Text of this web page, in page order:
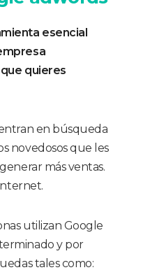
esencial
quieres
en búsqueda
novedosos que les
más ventas.
utilizan Google
y por
tales como: